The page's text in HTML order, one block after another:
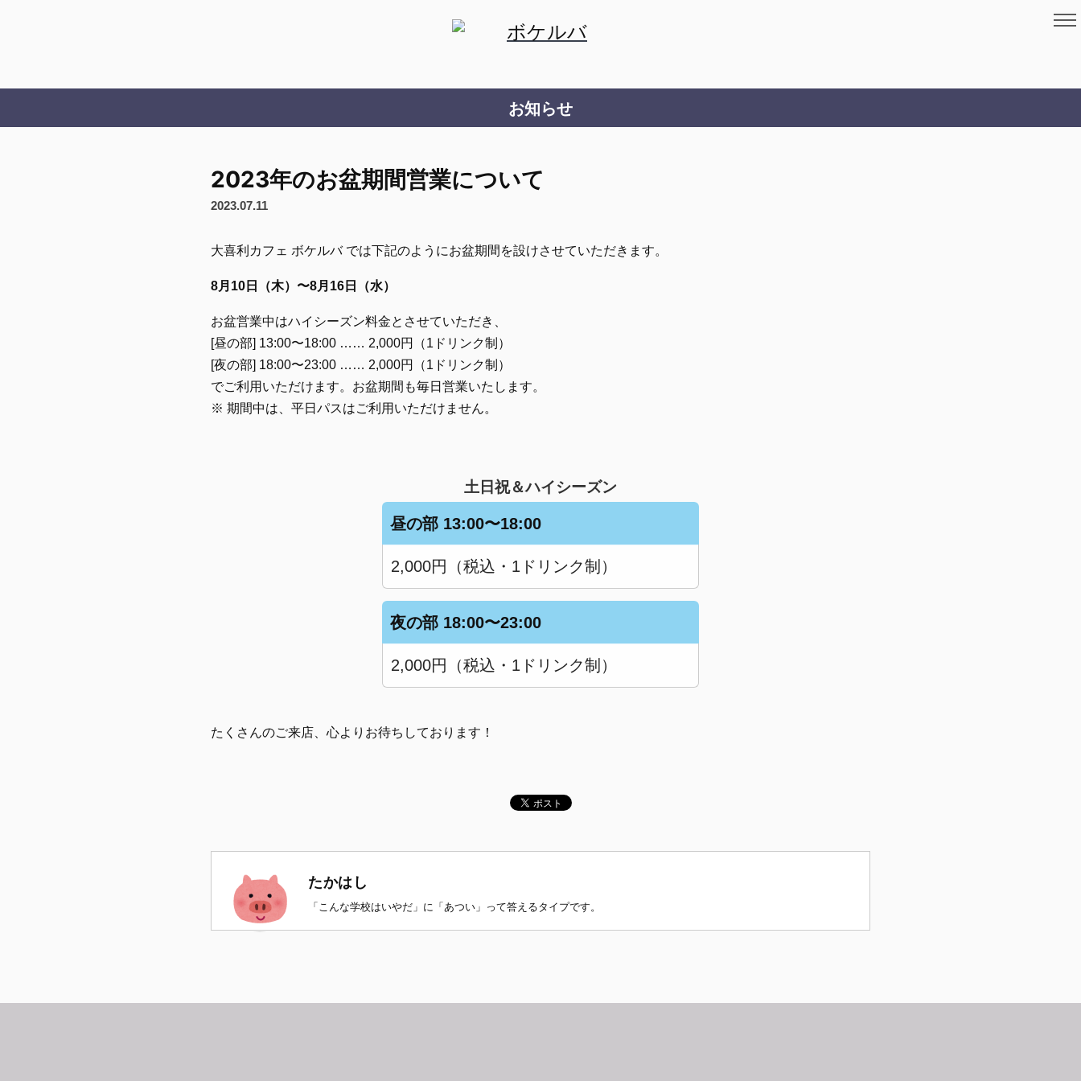
お知らせ
2023年のお盆期間営業について
2023.07.11
大喜利カフェ ボケルバ では下記のようにお盆期間を設けさせていただきます。
8月10日（木）〜8月16日（水）
お盆営業中はハイシーズン料金とさせていただき、
[昼の部] 13:00〜18:00 …… 2,000円（1ドリンク制）
[夜の部] 18:00〜23:00 …… 2,000円（1ドリンク制）
でご利用いただけます。お盆期間も毎日営業いたします。
※ 期間中は、平日パスはご利用いただけません。
土日祝＆ハイシーズン
昼の部 13:00〜18:00
2,000円（税込・1ドリンク制）
夜の部 18:00〜23:00
2,000円（税込・1ドリンク制）
たくさんのご来店、心よりお待ちしております！
たかはし
「こんな学校はいやだ」に「あつい」って答えるタイプです。